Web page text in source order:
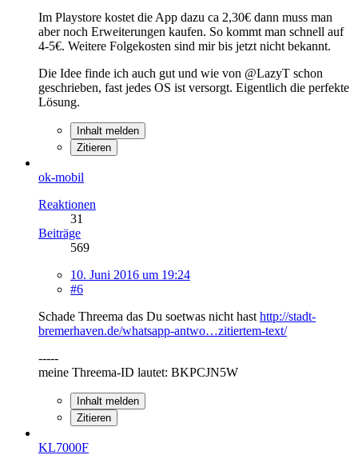
Im Playstore kostet die App dazu ca 2,30€ dann muss man
aber noch Erweiterungen kaufen. So kommt man schnell auf
4-5€. Weitere Folgekosten sind mir bis jetzt nicht bekannt.
Die Idee finde ich auch gut und wie von @LazyT schon
geschrieben, fast jedes OS ist versorgt. Eigentlich die perfekte
Lösung.
Inhalt melden
Zitieren
ok-mobil
Reaktionen
31
Beiträge
569
10. Juni 2016 um 19:24
#6
Schade Threema das Du soetwas nicht hast http://stadt-
bremerhaven.de/whatsapp-antwo…zitiertem-text/
-----
meine Threema-ID lautet: BKPCJN5W
Inhalt melden
Zitieren
KL7000F